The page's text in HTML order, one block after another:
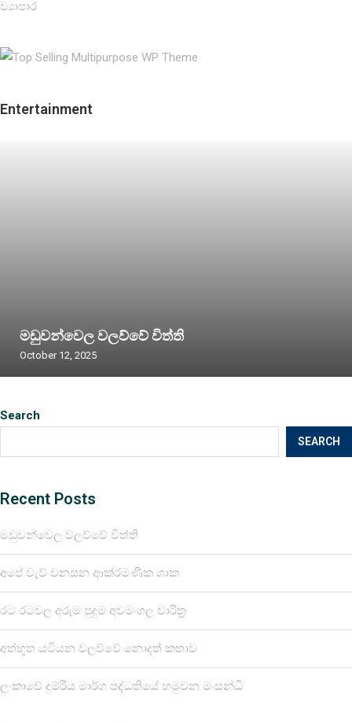
Search
SEARCH
Recent Posts
මඩුවන්වෙල වලව්වේ විත්ති
අපේ වැව් වනසන ආක්රමණික ශාක
රට රටවල අරුම පුදුම අවමංගල චාරිත්‍ර
අත්භූත යටියන වලව්වේ නොදත් කතාව
ලංකාවේ දුම්රිය මාර්ග පද්ධතියේ හමුවන මංසන්ධි
ව්‍යාපාර
Entertainment
මඩුවන්වෙල වලව්වේ විත්ති
October 12, 2025